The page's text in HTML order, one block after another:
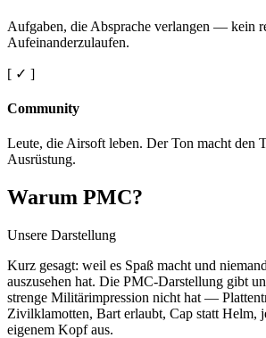
Aufgaben, die Absprache verlangen — kein
Aufeinanderzulaufen.
[ ✓ ]
Community
Leute, die Airsoft leben. Der Ton macht den
Ausrüstung.
Warum PMC?
Unsere Darstellung
Kurz gesagt: weil es Spaß macht und
auszusehen hat. Die PMC-Darstellung gibt
strenge Militärimpression nicht hat —
Zivilklamotten, Bart erlaubt, Cap statt Helm,
eigenem Kopf aus.